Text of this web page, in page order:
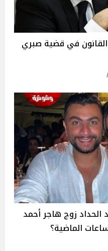
في قضية صبري
زوج هاجر أحمد
الماضية؟